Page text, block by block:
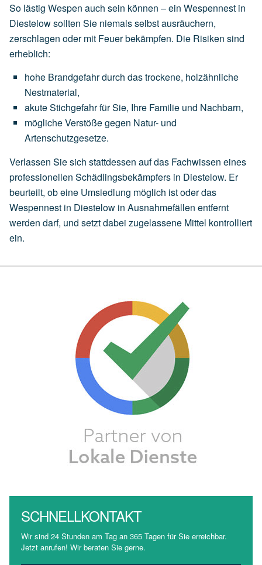
So lästig Wespen auch sein können – ein Wespennest in
Diestelow sollten Sie niemals selbst ausräuchern,
zerschlagen oder mit Feuer bekämpfen. Die Risiken sind
erheblich:
hohe Brandgefahrdurch dastrockene, holzähnliche
Nestmaterial,
akuteStichgefahrfürSie, Ihre Familie und Nachbarn,
möglicheVerstößegegen Natur- und
Artenschutzgesetze.
Verlassen Sie sich stattdessen auf das Fachwissen eines
professionellen Schädlingsbekämpfers in Diestelow. Er
beurteilt, ob eine Umsiedlung möglich ist oder das
Wespennest in Diestelow in Ausnahmefällen entfernt
werden darf, und setzt dabei zugelassene Mittel kontrolliert
ein.
SCHNELLKONTAKT
Wir sind 24 Stunden am Tag an 365 Tagen für Sie erreichbar.
Jetzt anrufen! Wir beraten Sie gerne.